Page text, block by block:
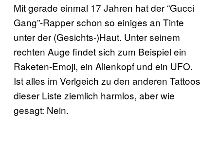
Mit gerade einmal 17 Jahren hat der “Gucci
Gang”-Rapper schon so einiges an Tinte
unter der (Gesichts-)Haut. Unter seinem
rechten Auge findet sich zum Beispiel ein
Raketen-Emoji, ein Alienkopf und ein UFO.
Ist alles im Verlgeich zu den anderen Tattoos
dieser Liste ziemlich harmlos, aber wie
gesagt: Nein.